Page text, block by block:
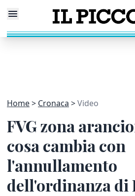
Home Cronaca Video
FVG zona
cosa cambia con
l'annullamento
dell'ordinanza di